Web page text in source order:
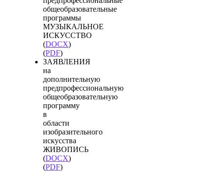
общеобразовательные
программы
МУЗЫКАЛЬНОЕ
ИСКУССТВО
(DOCX)
(PDF)
ЗАЯВЛЕНИЯ
на
дополнительную
предпрофессиональную
общеобразовательную
программу
в
области
изобразительного
искусства
ЖИВОПИСЬ
(DOCX)
(PDF)